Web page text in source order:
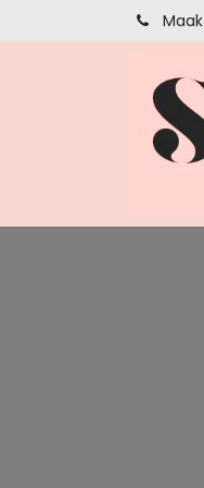
Overslaan naar inhoud